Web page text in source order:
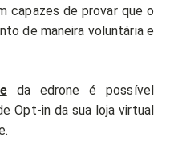
capazes de provar que o
de maneira voluntária e
da edrone é possível
Opt-in da sua loja virtual